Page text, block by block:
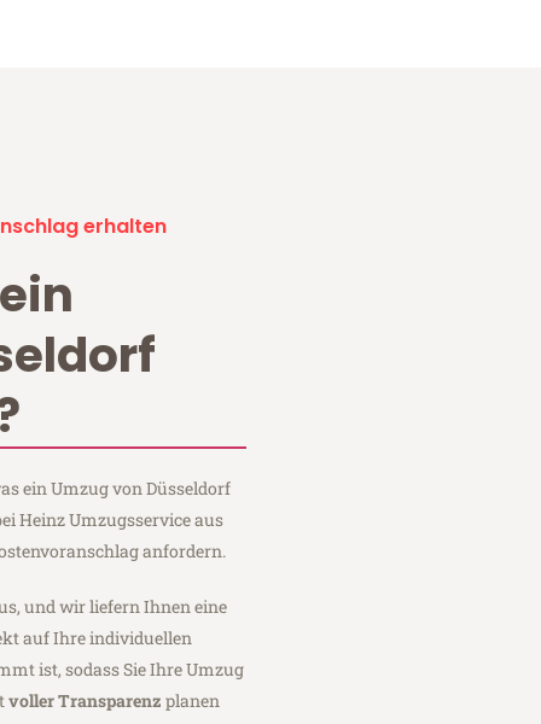
erhalten
ein Umzug von Düsseldorf
Heinz Umzugsservice aus
anfordern.
und wir liefern Ihnen eine
auf Ihre individuellen
ist, sodass Sie Ihre Umzug
voller Transparenz planen